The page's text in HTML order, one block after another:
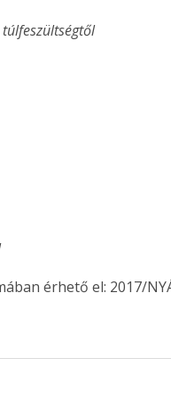
túlfeszültségtől
érhető el: 2017/